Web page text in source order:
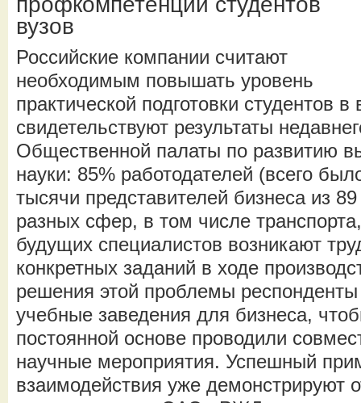
вузов
Российские компании считают
необходимым повышать уровень
практической подготовки студентов
свидетельствуют результаты
Общественной палаты по развитию
науки: 85% работодателей (всего
тысячи представителей бизнеса из
разных сфер, в том числе
будущих специалистов возникают
конкретных заданий в ходе
решения этой проблемы
учебные заведения для бизнеса,
постоянной основе проводили
научные мероприятия. Успешный
взаимодействия уже демонстрируют